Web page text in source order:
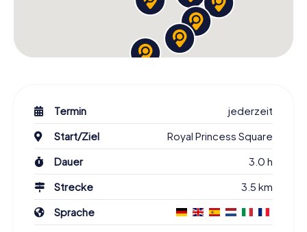
Termin
jederzeit
Start/Ziel
Royal Princess Square
Dauer
3.0 h
Strecke
3.5 km
Sprache